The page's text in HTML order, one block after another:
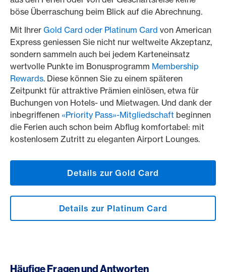
böse Überraschung beim Blick auf die Abrechnung.
Mit Ihrer Gold Card oder Platinum Card von American
Express geniessen Sie nicht nur weltweite Akzeptanz,
sondern sammeln auch bei jedem Karteneinsatz
wertvolle Punkte im Bonusprogramm Membership
Rewards. Diese können Sie zu einem späteren
Zeitpunkt für attraktive Prämien einlösen, etwa für
Buchungen von Hotels- und Mietwagen. Und dank der
inbegriffenen «Priority Pass»-Mitgliedschaft beginnen
die Ferien auch schon beim Abflug komfortabel: mit
kostenlosem Zutritt zu eleganten Airport Lounges.
Details zur Gold Card
Details zur Platinum Card
Häufige Fragen und Antworten